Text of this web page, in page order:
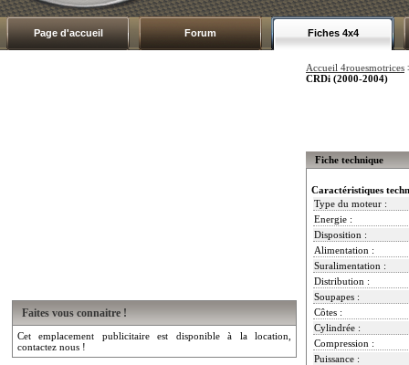
Page d'accueil Forum Fiches 4x4
Faites vous connaitre !
Cet emplacement publicitaire est disponible à la location,
contactez nous !
Accueil 4rouesmotrices
CRDi (2000-2004)
Fiche technique
Caractéristiques
Type du moteur :
Energie :
Disposition :
Alimentation :
Suralimentation :
Distribution :
Soupapes :
Côtes :
Cylindrée :
Compression :
Puissance :